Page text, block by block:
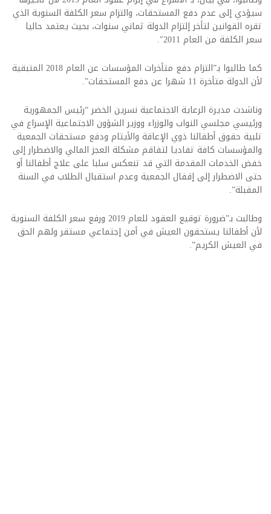
سيؤدي إلى عدم دفع المستحقات، والتزام سعر الكلفة السنوية الذي
تقره القوانين لتأخر إلتزام الدولة ثماني سنوات، بحيث يعتمد حاليا
سعر الكلفة من العام 2011″.
كما طالبوا بـ”التزام دفع متأخرات المؤسسات عن العام 2018 المتبقية
لأن الدولة متأخرة 11 شهرا عن دفع المستحقات”.
وناشدت مديرة الرعاية الاجتماعية نسرين الخضر “رئيس الجمهورية
ورئيسي مجلسي النواب والوزراء ووزير الشؤون الاجتماعية الإسراع في
تلبية حقوق أطفالنا ذوي الإعاقة والأيتام ودفع مستحقات الجمعية
والمؤسسات كافة تفاديا لتفاقم مشكلة العجز المالي والاضطرار إلى
خفض الخدمات المقدمة التي قد تنعكس سلبا على علاج أطفالنا أو
حتى الاضطرار إلى إقفال الجمعية وعدم استقبال الطلاب في السنة
المقبلة”.
وطالبت بـ”ضرورة توقيع العقود للعام 2019 ورفع سعر الكلفة السنوية
لأن أطفالنا يستحقون العيش في أمن إجتماعي مستقر ولهم الحق
في العيش الكريم”.